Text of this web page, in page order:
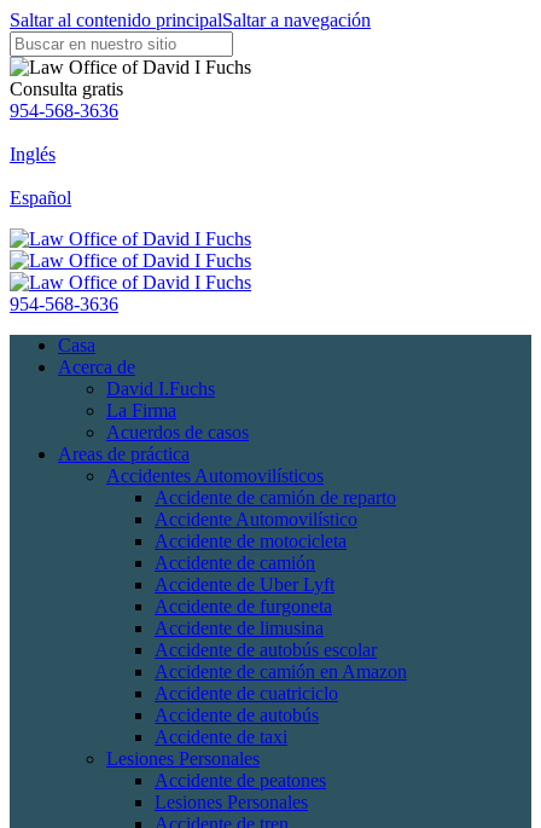
Saltar al contenido principalSaltar a navegación
Consulta gratis
954-568-3636
Inglés
Español
954-568-3636
Casa
Acerca de
David I.Fuchs
La Firma
Acuerdos de casos
Areas de práctica
Accidentes Automovilísticos
Accidente de camión de reparto
Accidente Automovilístico
Accidente de motocicleta
Accidente de camión
Accidente de Uber Lyft
Accidente de furgoneta
Accidente de limusina
Accidente de autobús escolar
Accidente de camión en Amazon
Accidente de cuatriciclo
Accidente de autobús
Accidente de taxi
Lesiones Personales
Accidente de peatones
Lesiones Personales
Accidente de tren